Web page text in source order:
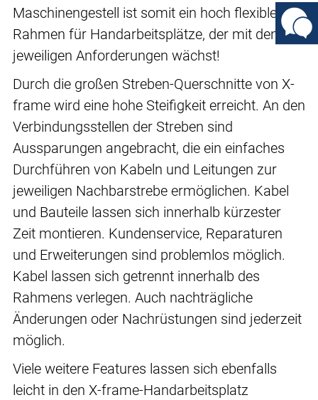
Maschinengestell ist somit ein hoch flexibler
Rahmen für Handarbeitsplätze, der mit den
jeweiligen Anforderungen wächst!
Durch die großen Streben-Querschnitte von X-
frame wird eine hohe Steifigkeit erreicht. An den
Verbindungsstellen der Streben sind
Aussparungen angebracht, die ein einfaches
Durchführen von Kabeln und Leitungen zur
jeweiligen Nachbarstrebe ermöglichen. Kabel
und Bauteile lassen sich innerhalb kürzester
Zeit montieren. Kundenservice, Reparaturen
und Erweiterungen sind problemlos möglich.
Kabel lassen sich getrennt innerhalb des
Rahmens verlegen. Auch nachträgliche
Änderungen oder Nachrüstungen sind jederzeit
möglich.
Viele weitere Features lassen sich ebenfalls
leicht in den X-frame-Handarbeitsplatz